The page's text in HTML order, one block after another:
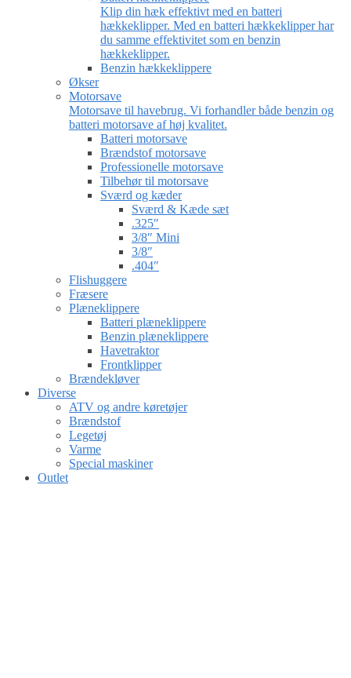
Klip din hæk effektivt med en batteri
hækkeklipper. Med en batteri hækkeklipper har
du samme effektivitet som en benzin
hækkeklipper.
Benzin hækkeklippere
Økser
Motorsave
Motorsave til havebrug. Vi forhandler både benzin og
batteri motorsave af høj kvalitet.
Batteri motorsave
Brændstof motorsave
Professionelle motorsave
Tilbehør til motorsave
Sværd og kæder
Sværd & Kæde sæt
.325″
3/8″ Mini
3/8″
.404″
Flishuggere
Fræsere
Plæneklippere
Batteri plæneklippere
Benzin plæneklippere
Havetraktor
Frontklipper
Brændekløver
Diverse
ATV og andre køretøjer
Brændstof
Legetøj
Varme
Special maskiner
Outlet